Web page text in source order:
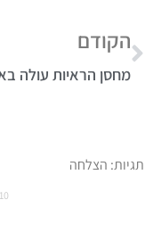
הקודם
מחסן הראיות עולה
תגיות: הצלחה